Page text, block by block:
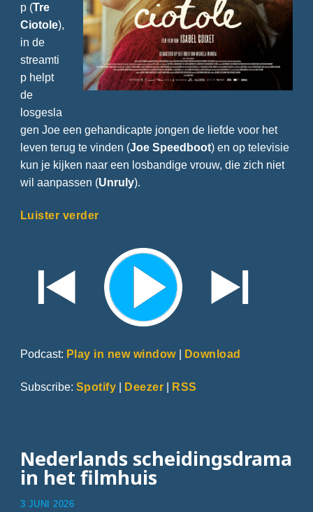
p (Tre
Ciotole),
in de
streamti
p helpt
de
losgesla
gen Joe een gehandicapte jongen de liefde voor het
leven terug te vinden (Joe Speedboot) en op televisie
kun je kijken naar een losbandige vrouw, die zich niet
wil aanpassen (Unruly).
Luister verder
Podcast: Play in new window| Download
Subscribe: Spotify | Deezer | RSS
Nederlands scheidingsdrama
in het filmhuis
3 JUNI 2026